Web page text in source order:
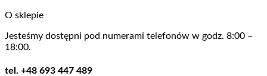
do
O sklepie
Jesteśmy dostępni pod numerami telefonów w godz. 8:00 –
18:00.
tel. +48 693 447 489